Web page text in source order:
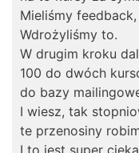
Mieliśmy
Wdrożyliśmy to.
W drugim kroku
100 do dwóch
do bazy
I wiesz, tak
te przenosiny